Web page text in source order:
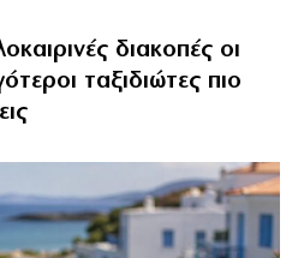
διακοπές οι
ταξιδιώτες πιο